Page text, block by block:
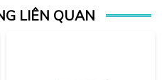
LIÊN QUAN